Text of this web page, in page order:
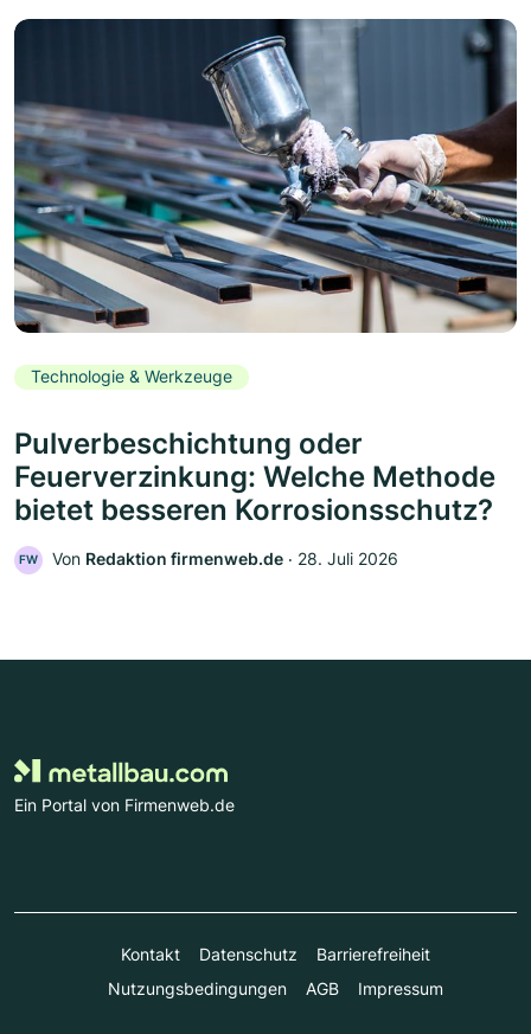
Technologie & Werkzeuge
Pulverbeschichtung oder
Feuerverzinkung: Welche Methode
bietet besseren Korrosionsschutz?
FW Von Redaktion firmenweb.de ‧ 28. Juli 2026
Ein Portal von Firmenweb.de
Kontakt Datenschutz
Barrierefreiheit
Nutzungsbedingungen
AGB Impressum